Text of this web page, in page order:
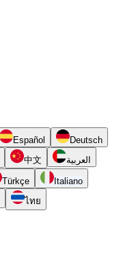
Español
Deutsch
中文 العربية
Türkçe
Italiano
ไทย